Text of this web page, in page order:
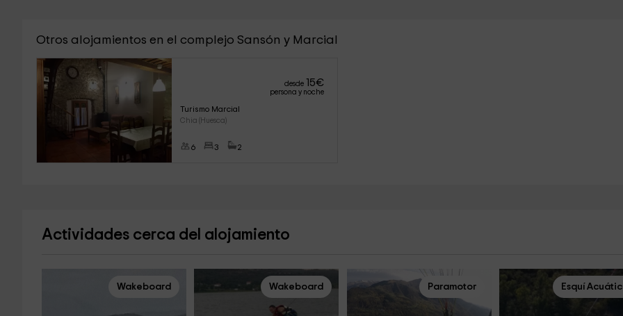
Otros alojamientos en el complejo Sansón y Marcial
desde 15€
persona y noche
Turismo Marcial
Chia (Huesca)
6 3 2
Actividades cerca del alojamiento
Wakeboard Wakeboard Paramotor Esquí